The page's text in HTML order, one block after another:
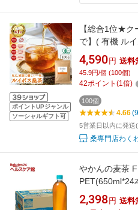
ポイントUPジャンル
ソーシャルギフト可
【総合1位★ク
で】( 有機 ル
わく園 有機ル
学肥料不使用
葉 桑の葉茶 オ
4,590 円 送料
45.9円/個 (100個)
42ポイント (1倍)
100個
4.66
5営業日以内に発送
桑専門店わく
やかんの麦茶
PET(650ml*24
2,398 円 送料